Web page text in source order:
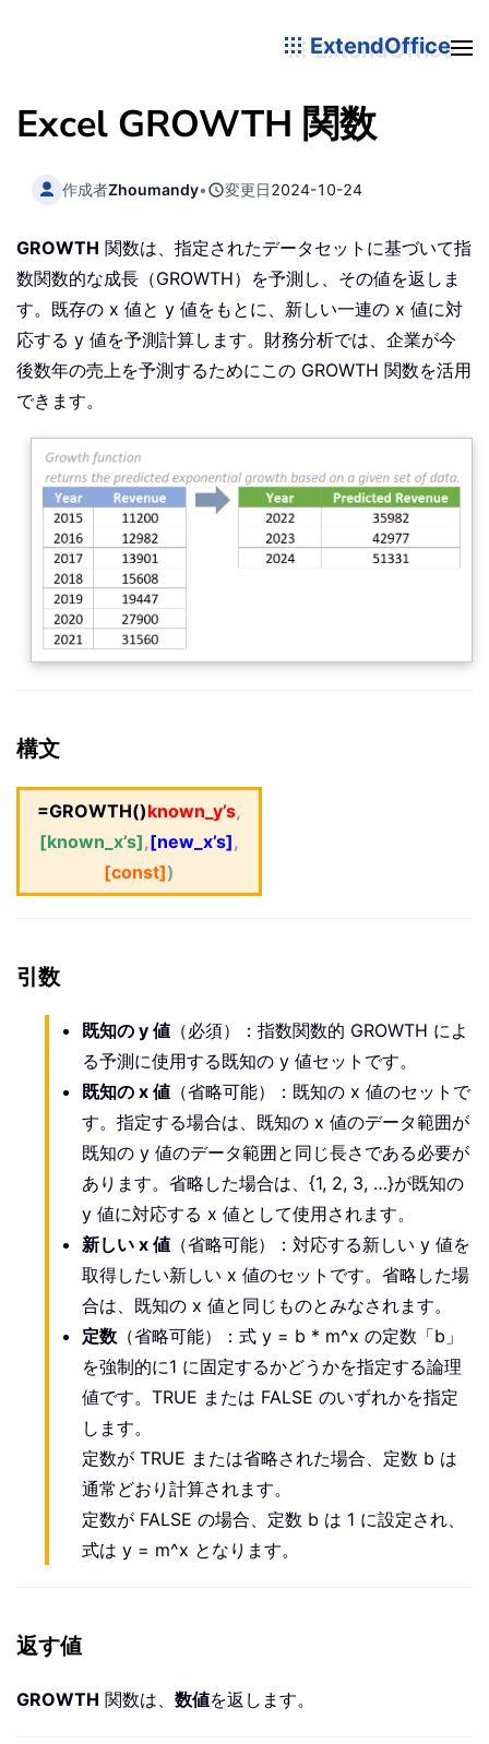
ExtendOffice
Excel GROWTH 関数
作成者Zhoumandy• 変更日2024-10-24
GROWTH 関数は、指定されたデータセットに基づいて指
数関数的な成長（GROWTH）を予測し、その値を返しま
す。既存の x 値と y 値をもとに、新しい一連の x 値に対
応する y 値を予測計算します。財務分析では、企業が今
後数年の売上を予測するためにこの GROWTH 関数を活用
できます。
構文
=GROWTH()known_y’s,
[known_x’s],[new_x’s],
[const])
引数
既知の y 値 （必須）：指数関数的 GROWTH によ
る予測に使用する既知の y 値セットです。
既知の x 値 （省略可能）：既知の x 値のセットで
す。指定する場合は、既知の x 値のデータ範囲が
既知の y 値のデータ範囲と同じ長さである必要が
あります。省略した場合は、{1, 2, 3, …}が既知の
y 値に対応する x 値として使用されます。
新しい x 値 （省略可能）：対応する新しい y 値を
取得したい新しい x 値のセットです。省略した場
合は、既知の x 値と同じものとみなされます。
定数 （省略可能）：式 y = b * m^x の定数「b」
を強制的に1 に固定するかどうかを指定する論理
値です。TRUE または FALSE のいずれかを指定
します。
定数が TRUE または省略された場合、定数 b は
通常どおり計算されます。
定数が FALSE の場合、定数 b は 1 に設定され、
式は y = m^x となります。
返す値
GROWTH 関数は、 数値を返します。